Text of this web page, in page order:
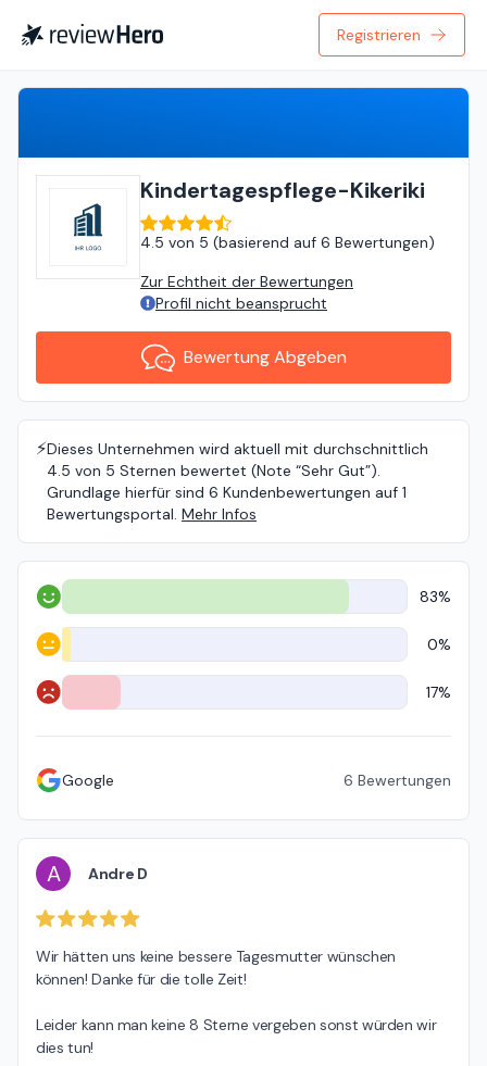
Registrieren
Kindertagespflege-Kikeriki
4.5 von 5 (basierend auf 6 Bewertungen)
Zur Echtheit der Bewertungen
Profil nicht beansprucht
Bewertung Abgeben
⚡️Dieses Unternehmen wird aktuell mit durchschnittlich
4.5 von 5 Sternen bewertet (Note “Sehr Gut”).
Grundlage hierfür sind 6 Kundenbewertungen auf 1
Bewertungsportal. Mehr Infos
Positiv 83%
Neutral 0%
Negativ 17%
Google 6 Bewertungen
A Andre D
Wir hätten uns keine bessere Tagesmutter wünschen
können! Danke für die tolle Zeit!
Leider kann man keine 8 Sterne vergeben sonst würden wir
dies tun!